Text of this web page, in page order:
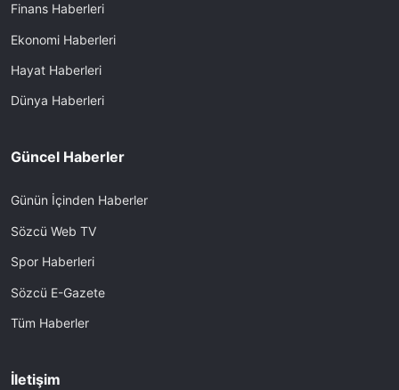
Finans Haberleri
Ekonomi Haberleri
Hayat Haberleri
Dünya Haberleri
Güncel Haberler
Günün İçinden Haberler
Sözcü Web TV
Spor Haberleri
Sözcü E-Gazete
Tüm Haberler
İletişim